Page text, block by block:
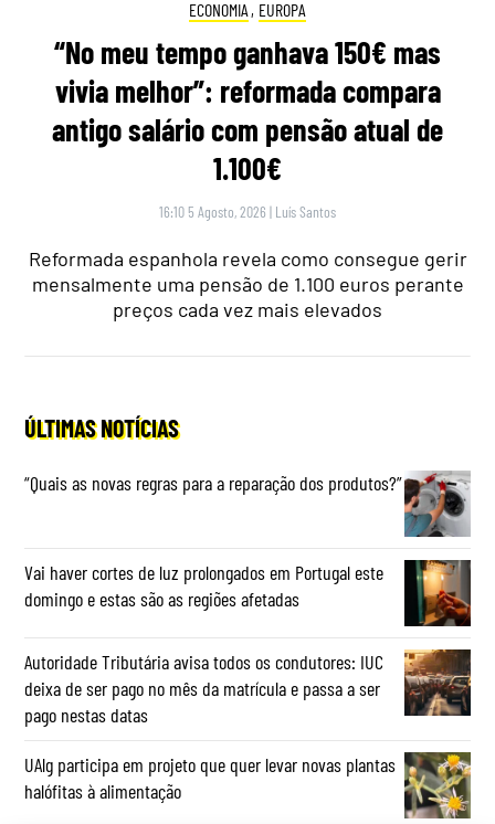
ECONOMIA , EUROPA
“No meu tempo ganhava 150€ mas
vivia melhor”: reformada compara
antigo salário com pensão atual de
1.100€
16:10 5 Agosto, 2026 | Luís Santos
Reformada espanhola revela como consegue gerir
mensalmente uma pensão de 1.100 euros perante
preços cada vez mais elevados
ÚLTIMAS NOTÍCIAS
“Quais as novas regras para a reparação dos produtos?”
Vai haver cortes de luz prolongados em Portugal este
domingo e estas são as regiões afetadas
Autoridade Tributária avisa todos os condutores: IUC
deixa de ser pago no mês da matrícula e passa a ser
pago nestas datas
UAlg participa em projeto que quer levar novas plantas
halófitas à alimentação